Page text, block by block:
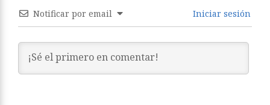
Notificar por email Iniciar sesión